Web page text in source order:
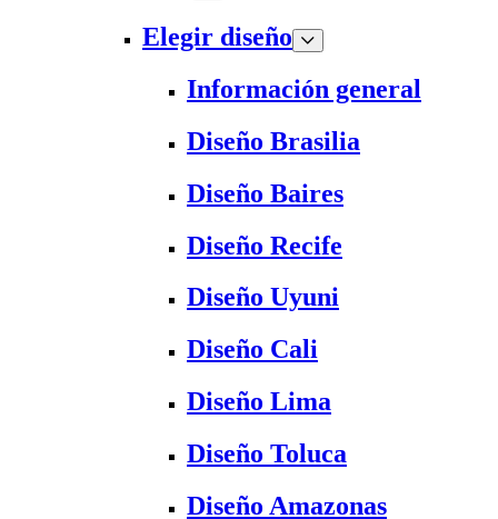
Elegir diseño
Información general
Diseño Brasilia
Diseño Baires
Diseño Recife
Diseño Uyuni
Diseño Cali
Diseño Lima
Diseño Toluca
Diseño Amazonas